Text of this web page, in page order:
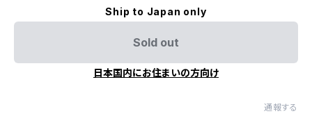
Ship to Japan only
Sold out
日本国内にお住まいの方向け
通報する